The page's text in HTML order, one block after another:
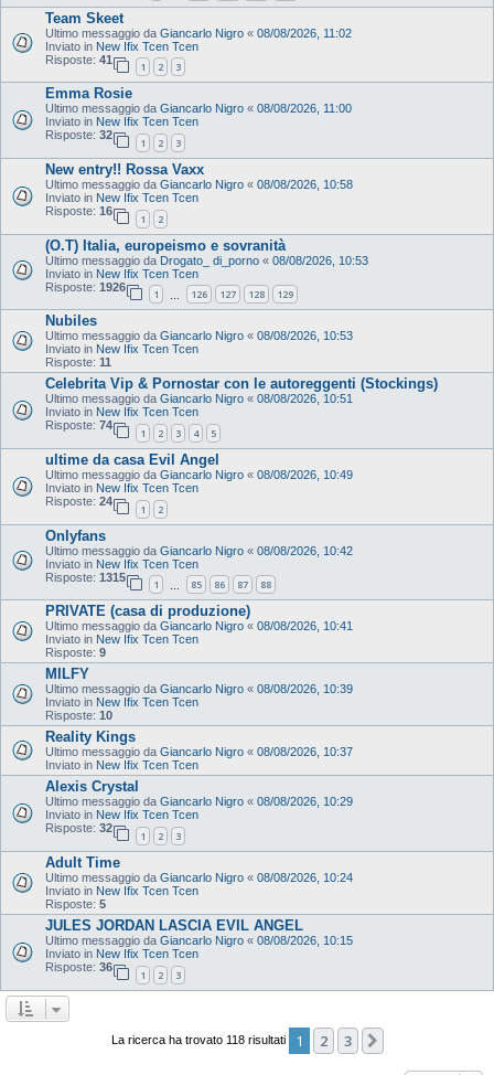
Team Skeet
Ultimo messaggio da Giancarlo Nigro « 08/08/2026, 11:02
Inviato in New Ifix Tcen Tcen
Risposte: 41
1 2 3
Emma Rosie
Ultimo messaggio da Giancarlo Nigro « 08/08/2026, 11:00
Inviato in New Ifix Tcen Tcen
Risposte: 32
1 2 3
New entry!! Rossa Vaxx
Ultimo messaggio da Giancarlo Nigro « 08/08/2026, 10:58
Inviato in New Ifix Tcen Tcen
Risposte: 16
1 2
(O.T) Italia, europeismo e sovranità
Ultimo messaggio da Drogato_ di_porno « 08/08/2026, 10:53
Inviato in New Ifix Tcen Tcen
Risposte: 1926
1 126 127 128 129
Nubiles
Ultimo messaggio da Giancarlo Nigro « 08/08/2026, 10:53
Inviato in New Ifix Tcen Tcen
Risposte: 11
Celebrita Vip & Pornostar con le autoreggenti (Stockings)
Ultimo messaggio da Giancarlo Nigro « 08/08/2026, 10:51
Inviato in New Ifix Tcen Tcen
Risposte: 74
1 2 3 4 5
ultime da casa Evil Angel
Ultimo messaggio da Giancarlo Nigro « 08/08/2026, 10:49
Inviato in New Ifix Tcen Tcen
Risposte: 24
1 2
Onlyfans
Ultimo messaggio da Giancarlo Nigro « 08/08/2026, 10:42
Inviato in New Ifix Tcen Tcen
Risposte: 1315
1 85 86 87 88
PRIVATE (casa di produzione)
Ultimo messaggio da Giancarlo Nigro « 08/08/2026, 10:41
Inviato in New Ifix Tcen Tcen
Risposte: 9
MILFY
Ultimo messaggio da Giancarlo Nigro « 08/08/2026, 10:39
Inviato in New Ifix Tcen Tcen
Risposte: 10
Reality Kings
Ultimo messaggio da Giancarlo Nigro « 08/08/2026, 10:37
Inviato in New Ifix Tcen Tcen
Alexis Crystal
Ultimo messaggio da Giancarlo Nigro « 08/08/2026, 10:29
Inviato in New Ifix Tcen Tcen
Risposte: 32
1 2 3
Adult Time
Ultimo messaggio da Giancarlo Nigro « 08/08/2026, 10:24
Inviato in New Ifix Tcen Tcen
Risposte: 5
JULES JORDAN LASCIA EVIL ANGEL
Ultimo messaggio da Giancarlo Nigro « 08/08/2026, 10:15
Inviato in New Ifix Tcen Tcen
Risposte: 36
1 2 3
La ricerca ha trovato 118 risultati 1 2 3